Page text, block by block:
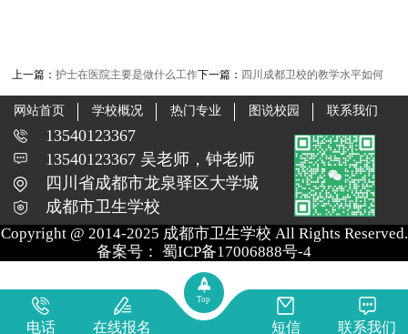
上一篇：护士在医院主要是做什么工作下一篇： 四川成都卫校的教学水平如何
网站首页 学校概况 热门专业 图说校园 联系我们
13540123367
13540123367 吴老师，钟老师
四川省成都市龙泉驿区大学城
成都市卫生学校
Copyright @ 2014-2025 成都市卫生学校 All Rights Reserved.
备案号： 蜀ICP备17006888号-4
电话 在线报名
Top
短信 联系我们